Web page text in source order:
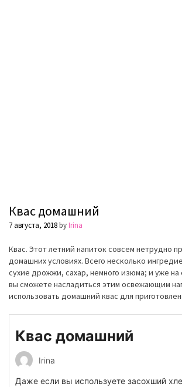
Квас домашний
7 августа, 2018byIrina
Квас. Этот летний напиток совсем нетрудно
домашних условиях. Всего несколько
сухие дрожжи, сахар, немного изюма; и уже
вы сможете насладиться этим освежающим
использовать домашний квас для
Квас домашний
Irina
Даже если вы используете засохший